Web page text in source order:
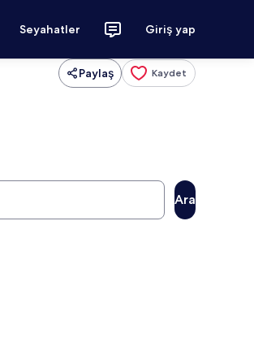
Seyahatler Giriş yap
Paylaş Kaydet
Ara